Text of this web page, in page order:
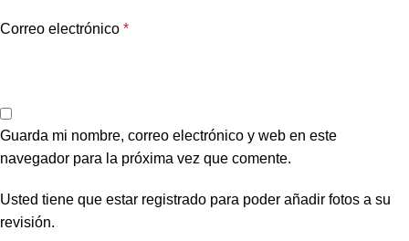
Correo electrónico *
Guarda mi nombre, correo electrónico y web en este
navegador para la próxima vez que comente.
Usted tiene que estar registrado para poder añadir fotos a su
revisión.